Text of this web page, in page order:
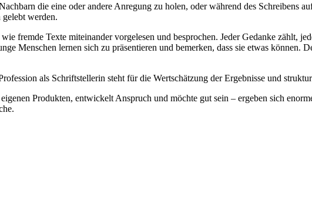
die eine oder andere Anregung zu holen, oder während des Schreibens
werden.
fremde Texte miteinander vorgelesen und besprochen. Jeder Gedanke zählt,
Menschen lernen sich zu präsentieren und bemerken, dass sie etwas können.
als Schriftstellerin steht für die Wertschätzung der Ergebnisse und
Produkten, entwickelt Anspruch und möchte gut sein – ergeben sich